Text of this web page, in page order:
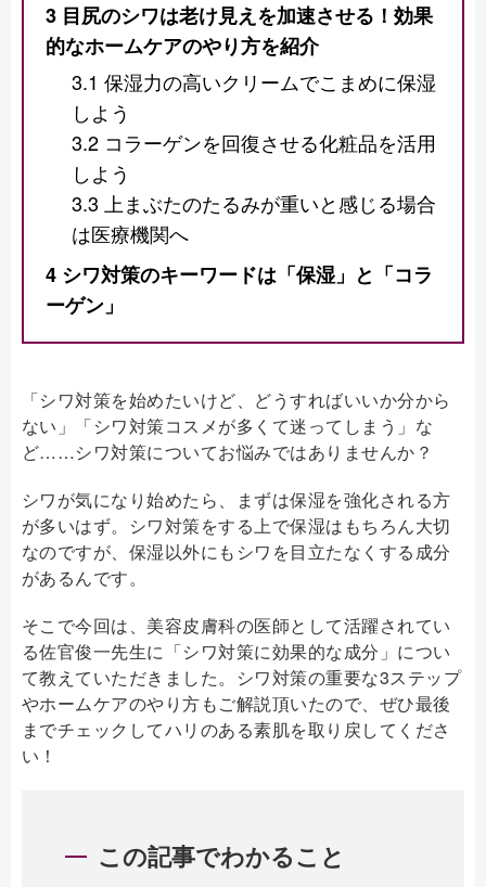
3 目尻のシワは老け見えを加速させる！効果
的なホームケアのやり方を紹介
3.1 保湿力の高いクリームでこまめに保湿
しよう
3.2 コラーゲンを回復させる化粧品を活用
しよう
3.3 上まぶたのたるみが重いと感じる場合
は医療機関へ
4 シワ対策のキーワードは「保湿」と「コラ
ーゲン」
「シワ対策を始めたいけど、どうすればいいか分から
ない」「シワ対策コスメが多くて迷ってしまう」な
ど……シワ対策についてお悩みではありませんか？
シワが気になり始めたら、まずは保湿を強化される方
が多いはず。シワ対策をする上で保湿はもちろん大切
なのですが、保湿以外にもシワを目立たなくする成分
があるんです。
そこで今回は、美容皮膚科の医師として活躍されてい
る佐官俊一先生に「シワ対策に効果的な成分」につい
て教えていただきました。シワ対策の重要な3ステップ
やホームケアのやり方もご解説頂いたので、ぜひ最後
までチェックしてハリのある素肌を取り戻してくださ
い！
この記事でわかること